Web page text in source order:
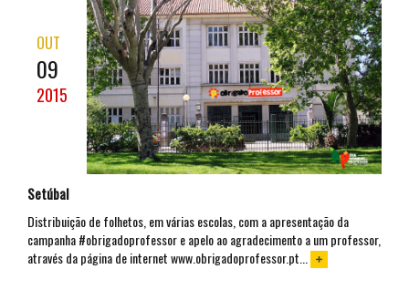
OUT
09
2015
Setúbal
Distribuição de folhetos, em várias escolas, com a apresentação da
campanha #obrigadoprofessor e apelo ao agradecimento a um professor,
através da página de internet www.obrigadoprofessor.pt...